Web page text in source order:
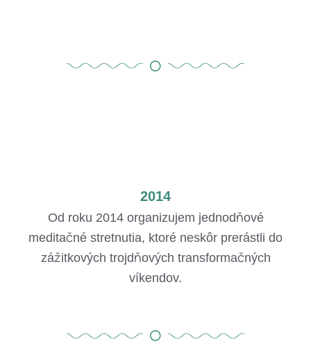
2014
Od roku 2014 organizujem jednodňové
meditačné stretnutia, ktoré neskôr prerástli do
zážitkových trojdňových transformačných
víkendov.